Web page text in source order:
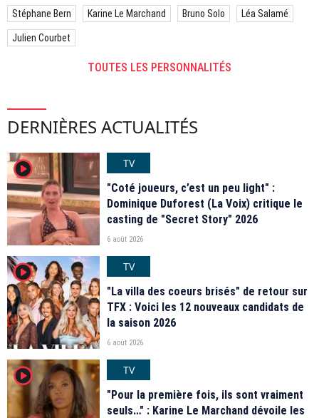
Stéphane Bern Karine Le Marchand Bruno Solo Léa Salamé
Julien Courbet
TOUTES LES PERSONNALITÉS
DERNIÈRES ACTUALITÉS
player2
TV
"Coté joueurs, c’est un peu light" :
Dominique Duforest (La Voix) critique le
casting de "Secret Story" 2026
6 août 2026
player2
TV
"La villa des coeurs brisés" de retour sur
TFX : Voici les 12 nouveaux candidats de
la saison 2026
6 août 2026
player2
TV
"Pour la première fois, ils sont vraiment
seuls…" : Karine Le Marchand dévoile les